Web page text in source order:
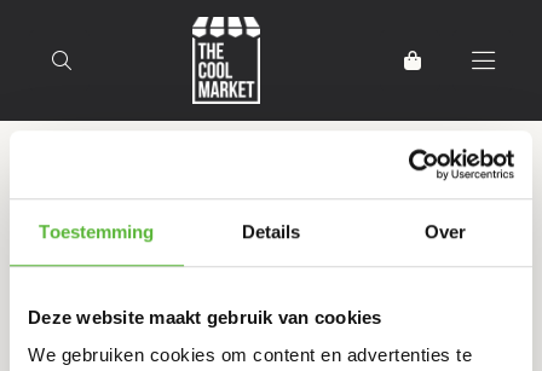
Toestemming Details Over
Deze website maakt gebruik van cookies
We gebruiken cookies om content en advertenties te
Producten getagd met
Zoetigheid
Filter Sorteer